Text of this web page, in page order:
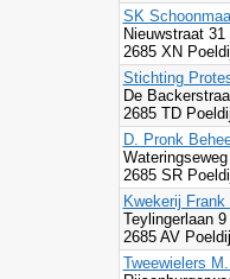
SK
Nieuwstraat 31
2685 XN
Stichting
De
2685 TD
D. Pronk
2685 SR
Kwekerij
Teylingerlaan 9
2685 AV
Tweewielers